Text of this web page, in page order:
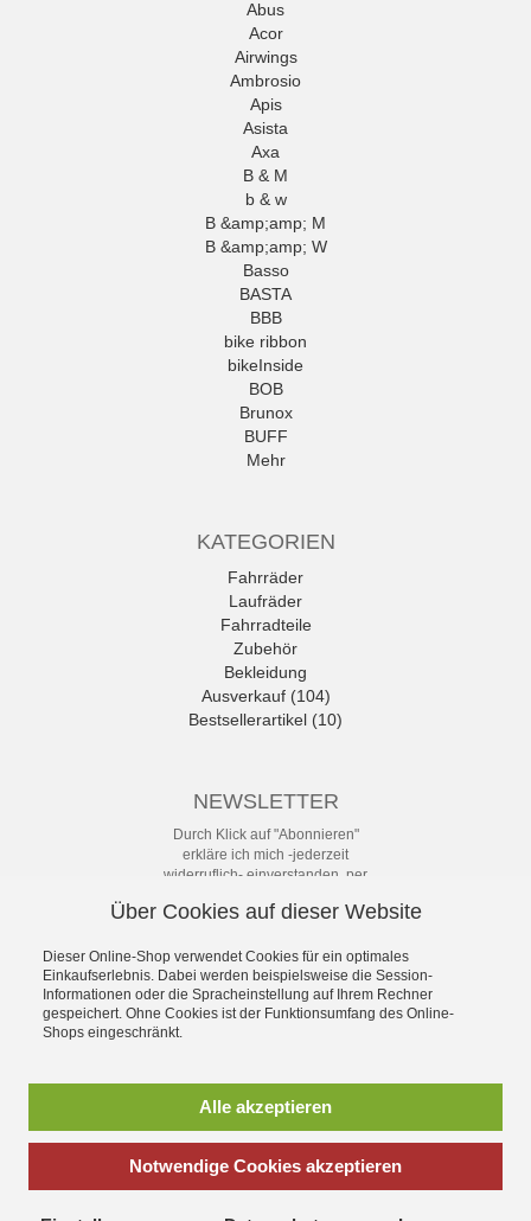
Abus
Acor
Airwings
Ambrosio
Apis
Asista
Axa
B & M
b & w
B &amp;amp; M
B &amp;amp; W
Basso
BASTA
BBB
bike ribbon
bikeInside
BOB
Brunox
BUFF
Mehr
KATEGORIEN
Fahrräder
Laufräder
Fahrradteile
Zubehör
Bekleidung
Ausverkauf (104)
Bestsellerartikel (10)
NEWSLETTER
Durch Klick auf "Abonnieren"
erkläre ich mich -jederzeit
widerruflich- einverstanden, per
Abständen über Angebote und
Datenschutzerklärung mit weiteren
Details habe ich zur Kenntnis
genommen.
Abonnieren
*inkl. MwSt., zzgl.Versandkosten
Über Cookies auf dieser Website
Dieser Online-Shop verwendet Cookies für ein optimales
Einkaufserlebnis. Dabei werden beispielsweise die Session-
Informationen oder die Spracheinstellung auf Ihrem Rechner
gespeichert. Ohne Cookies ist der Funktionsumfang des Online-
Shops eingeschränkt.
Alle akzeptieren
Notwendige Cookies akzeptieren